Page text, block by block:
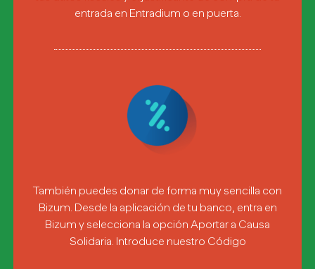
entrada en Entradium o en puerta.
También puedes donar de forma muy sencilla con
Bizum. Desde la aplicación de tu banco, entra en
Bizum y selecciona la opción Aportar a Causa
Solidaria. Introduce nuestro Código